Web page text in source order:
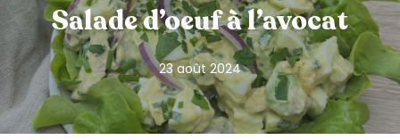
Salade d’oeuf à l’avocat
23 août 2024